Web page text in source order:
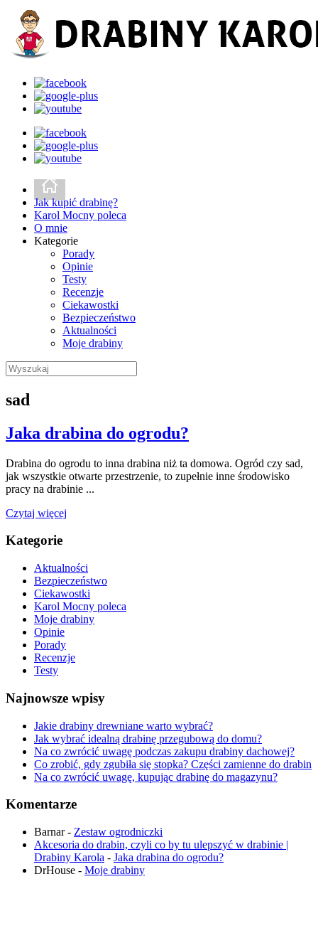
Jak kupić drabinę?
Karol Mocny poleca
O mnie
Kategorie
Porady
Opinie
Testy
Recenzje
Ciekawostki
Bezpieczeństwo
Aktualności
Moje drabiny
Wyszukaj:
sad
Jaka drabina do ogrodu​?
Drabina do ogrodu to inna drabina niż ta domowa. Ogród czy sad,
jak wszystkie otwarte przestrzenie, to zupełnie inne środowisko
pracy na drabinie ...
Czytaj więcej
Kategorie
Aktualności
Bezpieczeństwo
Ciekawostki
Karol Mocny poleca
Moje drabiny
Opinie
Porady
Recenzje
Testy
Najnowsze wpisy
Jakie drabiny drewniane warto wybrać?
Jak wybrać idealną drabinę przegubową do domu?
Na co zwrócić uwagę podczas zakupu drabiny dachowej?
Co zrobić, gdy zgubiła się stopka? Części zamienne do drabin
Na co zwrócić uwagę, kupując drabinę do magazynu?
Komentarze
Barnar- Zestaw ogrodniczki
Akcesoria do drabin, czyli co by tu ulepszyć w drabinie |
Drabiny Karola - Jaka drabina do ogrodu​?
DrHouse - Moje drabiny